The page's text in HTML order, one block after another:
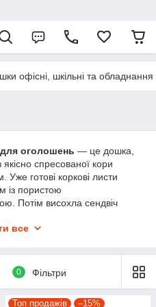
офісні, шкільні та
оголошень — це дошка,
якісно спресованої кори
готові коркові листи
із пористою
Потім висохла сендвіч
в кутках пластиковими
горизонтально або
дошці не передбачена поличка
дошки, де поличка
все
0 Фільтри
Топ продажів –15%